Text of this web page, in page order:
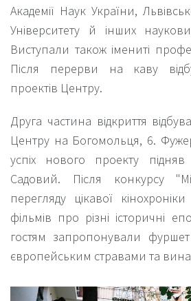
Академії Наук України,
Університету й інших
Виступали також імениті
Після перерви на каву
проектів Центру.
Друга частина відкриття
Центру на Богомольця, 6.
успіх нового проекту
Садовий. Після конкурсу
перегляду цікавої
фільмів про різні історичні
гостям запропонували
європейським стравами та